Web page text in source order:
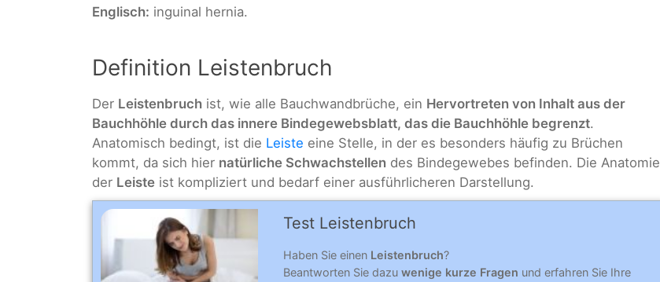
Englisch: inguinal hernia.
Definition Leistenbruch
Der Leistenbruch ist, wie alle Bauchwandbrüche, ein Hervortreten von Inhalt aus der
Bauchhöhle durch das innere Bindegewebsblatt, das die Bauchhöhle begrenzt.
Anatomisch bedingt, ist die Leiste eine Stelle, in der es besonders häufig zu Brüchen
kommt, da sich hier natürliche Schwachstellen des Bindegewebes befinden. Die Anatomie
der Leiste ist kompliziert und bedarf einer ausführlicheren Darstellung.
Test Leisten­bruch
Haben Sie einen Leistenbruch?
Beantworten Sie dazu wenige kurze Fragen und erfahren Sie Ihre